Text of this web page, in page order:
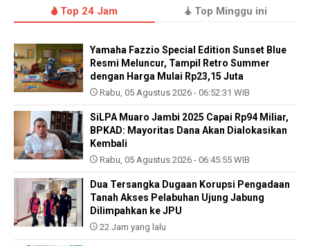
Top 24 Jam Top Minggu ini
Yamaha Fazzio Special Edition Sunset Blue
Resmi Meluncur, Tampil Retro Summer
dengan Harga Mulai Rp23,15 Juta
Rabu, 05 Agustus 2026 - 06:52:31 WIB
SiLPA Muaro Jambi 2025 Capai Rp94 Miliar,
BPKAD: Mayoritas Dana Akan Dialokasikan
Kembali
Rabu, 05 Agustus 2026 - 06:45:55 WIB
Dua Tersangka Dugaan Korupsi Pengadaan
Tanah Akses Pelabuhan Ujung Jabung
Dilimpahkan ke JPU
22 Jam yang lalu